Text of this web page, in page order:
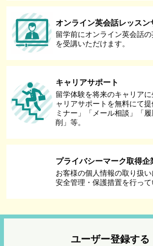
オンライン英会話レッスン
留学前にオンライン英会話
を受講いただけます。
キャリアサポート
留学体験を将来のキャリア
ャリアサポートを無料にて
ミナー」「メール相談」「
削」等。
プライバシーマーク取得企
お客様の個人情報の取り扱
安全管理・保護措置を行って
ユーザー登録する